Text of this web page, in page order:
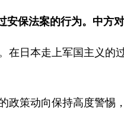
保法案的行为。中方
日本走上军国主义的
策动向保持高度警惕